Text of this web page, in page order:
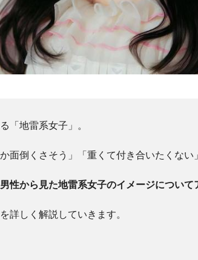
「地雷系女子」。
面倒くさそう」「重くて付き合いたくない
性から見た地雷系女子のイメージについ
詳しく解説していきます。